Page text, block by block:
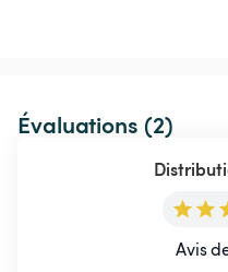
Évaluations (2)
Avis